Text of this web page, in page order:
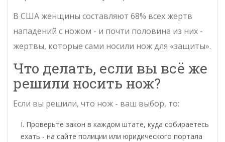
В США женщины составляют 68% всех жертв
нападений с ножом - и почти половина из них -
жертвы, которые сами носили нож для «защиты».
Что делать, если вы всё же
решили носить нож?
Если вы решили, что нож - ваш выбор, то:
Проверьте закон в каждом штате, куда собираетесь
ехать - на сайте полиции или юридического портала